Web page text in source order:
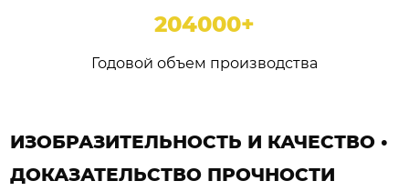
276000+
Годовой объем производства
ИЗОБРАЗИТЕЛЬНОСТЬ И КАЧЕСТВО •
ДОКАЗАТЕЛЬСТВО ПРОЧНОСТИ